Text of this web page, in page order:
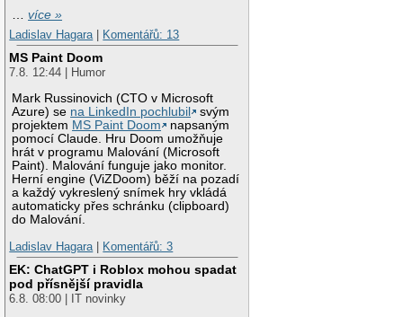
…více »
Ladislav Hagara
Komentářů: 13
MS Paint Doom
7.8. 12:44 | Humor
Mark Russinovich (CTO v Microsoft
Azure) se na LinkedIn pochlubil
svým
projektem MS Paint Doom
napsaným
pomocí Claude. Hru Doom umožňuje
hrát v programu Malování (Microsoft
Paint). Malování funguje jako monitor.
Herní engine (ViZDoom) běží na pozadí
a každý vykreslený snímek hry vkládá
automaticky přes schránku (clipboard)
do Malování.
Ladislav Hagara
Komentářů: 3
EK: ChatGPT i Roblox mohou spadat
pod přísnější pravidla
6.8. 08:00 | IT novinky